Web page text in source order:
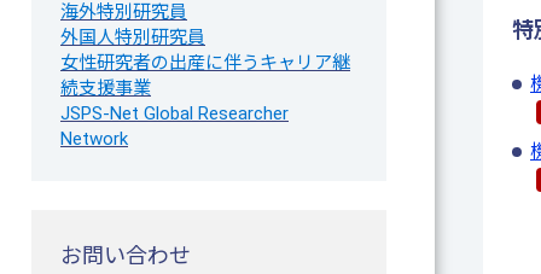
海外特別研究員
外国人特別研究員
女性研究者の出産に伴うキャリア継
続支援事業
JSPS-Net Global Researcher
Network
お問い合わせ
特